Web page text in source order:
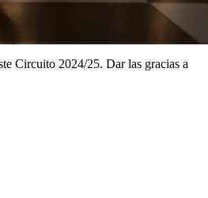
Circuito 2024/25. Dar las gracias a